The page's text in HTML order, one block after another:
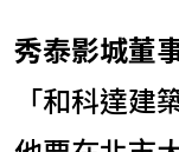
秀泰影城董
「和科達